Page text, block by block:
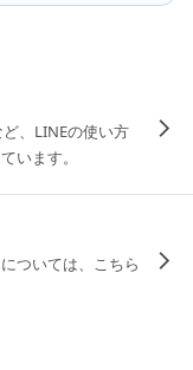
、LINEの使い方
います。
ついては、こちら